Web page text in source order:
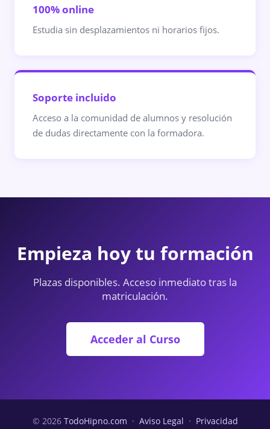
100% online
Estudia sin desplazamientos ni horarios fijos.
Soporte incluido
Acceso a la comunidad de alumnos y resolución
de dudas directamente con la formadora.
Empieza hoy tu formación
Plazas disponibles. Acceso inmediato tras la
matriculación.
Acceder al Curso
© 2026 TodoHipno.com · Aviso Legal · Privacidad